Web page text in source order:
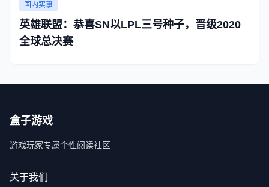
国内实事
英雄联盟：恭喜SN以LPL三号种子，晋级2020
全球总决赛
盒子游戏
游戏玩家专属个性阅读社区
关于我们